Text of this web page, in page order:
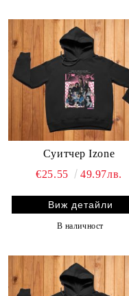
Суитчер Izone
€25.55
49.97лв.
Виж детайли
В наличност